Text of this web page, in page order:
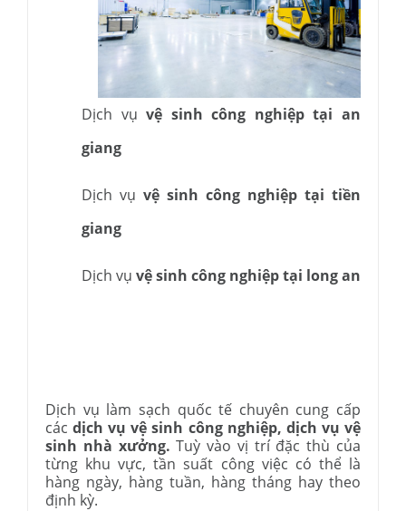
Dịch vụvệ sinh công nghiệp tại an
giang
Dịch vụ vệ sinh công nghiệp tại tiền
giang
Dịch vụ vệ sinh công nghiệp tại long an
Dịch vụ làm sạch quốc tế chuyên cung cấp
các dịch vụ vệ sinh công nghiệp, dịch vụ vệ
sinh nhà xưởng. Tuỳ vào vị trí đặc thù của
từng khu vực, tần suất công việc có thể là
hàng ngày, hàng tuần, hàng tháng hay theo
định kỳ.